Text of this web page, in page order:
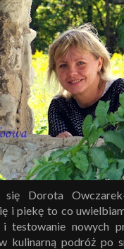
Dorota
i piekę to co
i testowanie nowych
kulinarną podróż po